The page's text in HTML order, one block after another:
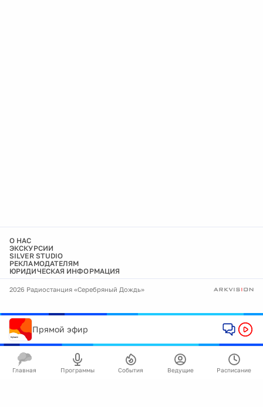
О НАС
ЭКСКУРСИИ
SILVER STUDIO
РЕКЛАМОДАТЕЛЯМ
ЮРИДИЧЕСКАЯ ИНФОРМАЦИЯ
2026 Радиостанция «Серебряный Дождь»
Прямой эфир
Главная Программы События Ведущие Расписание